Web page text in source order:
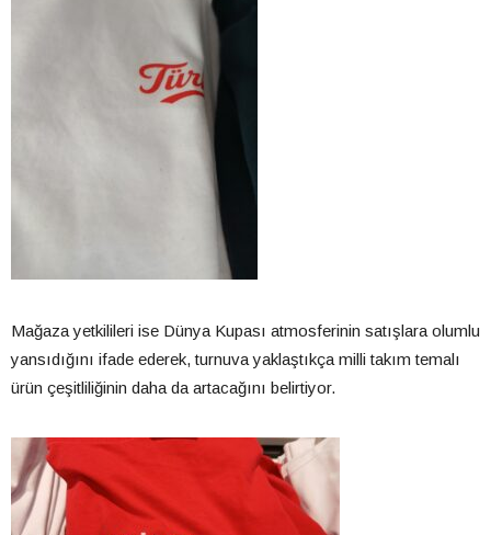
Mağaza yetkilileri ise Dünya Kupası atmosferinin satışlara olumlu
yansıdığını ifade ederek, turnuva yaklaştıkça milli takım temalı
ürün çeşitliliğinin daha da artacağını belirtiyor.